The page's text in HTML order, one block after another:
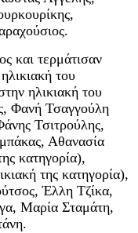
και τερμάτισαν
του
ηλικιακή του
Φανή Τσαγγούλη
Τσιτρούλης,
Αθανασία
κατηγορία),
της κατηγορία),
Έλλη Τζίκα,
Μαρία Σταμάτη,